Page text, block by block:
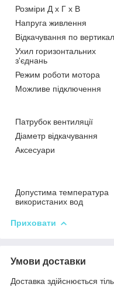
Розміри Д х Г х В
Напруга живлення
Відкачування по
Ухил горизонтальних
з'єднань
Режим роботи мотора
Можливе підключення
Патрубок вентиляції
Діаметр відкачування
Аксесуари
Допустима температура
використаних вод
Приховати
Умови доставки
Доставка здійснюється